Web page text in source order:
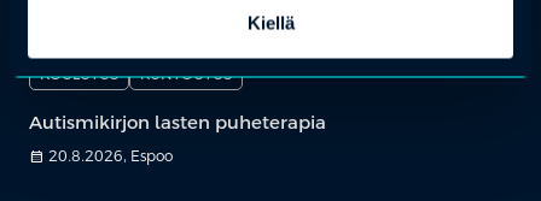
Kiellä
KOULUTUS KUNTOUTUS
Autismikirjon lasten puheterapia
calendar_month 20.8.2026, Espoo